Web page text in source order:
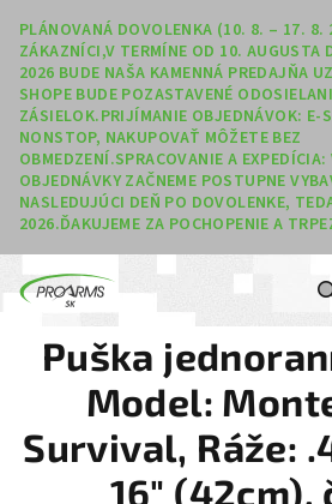
PLÁNOVANÁ DOVOLENKA (10. 8. – 17. 8.
ZÁKAZNÍCI,V TERMÍNE OD 10. AUGUSTA
2026 BUDE NAŠA KAMENNÁ PREDAJŇA
SHOPE BUDE POZASTAVENÉ
ZÁSIELOK.PRIJÍMANIE OBJEDNÁVOK: E-
NONSTOP, NAKUPOVAŤ MÔŽETE BEZ
OBMEDZENÍ.SPRACOVANIE A EXPEDÍCIA:
OBJEDNÁVKY ZAČNEME POSTUPNE
NASLEDUJÚCI DEŇ PO DOVOLENKE,
2026.ĎAKUJEME ZA POCHOPENIE A
Puška
Model:
Survival, Ráže:
16" (42cm),